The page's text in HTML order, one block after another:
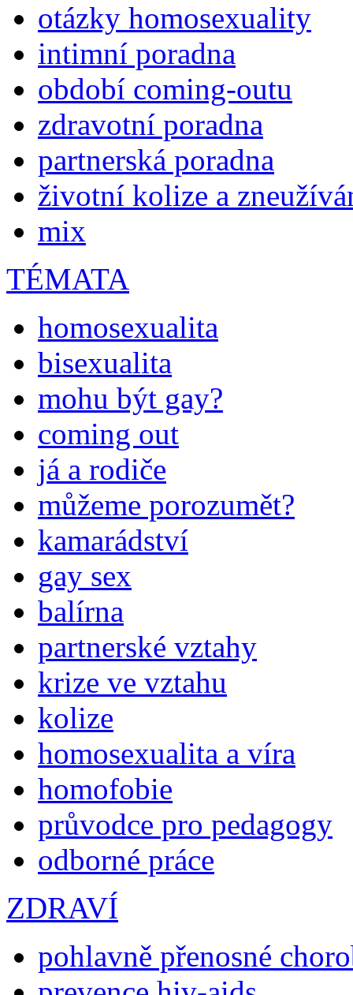
otázky homosexuality
intimní poradna
období coming-outu
zdravotní poradna
partnerská poradna
životní kolize a
mix
TÉMATA
homosexualita
bisexualita
mohu být gay?
coming out
já a rodiče
můžeme porozumět?
kamarádství
gay sex
balírna
partnerské vztahy
krize ve vztahu
kolize
homosexualita a víra
homofobie
průvodce pro pedagogy
odborné práce
ZDRAVÍ
pohlavně přenosné